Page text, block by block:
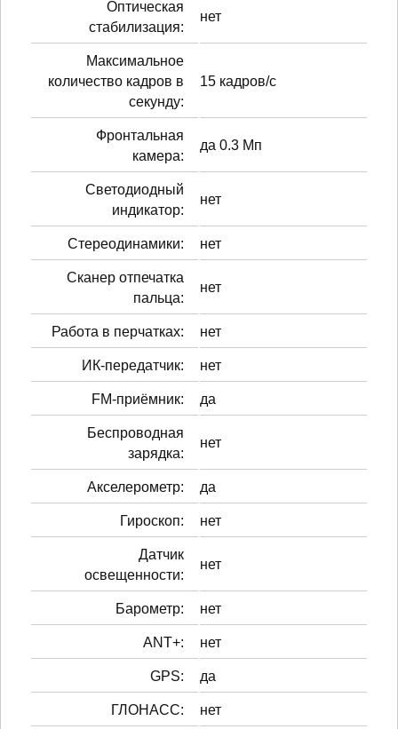
Оптическая
стабилизация:
нет
Максимальное
количество кадров в
секунду:
15 кадров/с
Фронтальная
камера:
да 0.3 Мп
Светодиодный
индикатор:
нет
Стереодинамики: нет
Сканер отпечатка
пальца:
нет
Работа в перчатках: нет
ИК-передатчик: нет
FM-приёмник: да
Беспроводная
зарядка:
нет
Акселерометр: да
Гироскоп: нет
Датчик
освещенности:
нет
Барометр: нет
ANT+: нет
GPS: да
ГЛОНАСС: нет